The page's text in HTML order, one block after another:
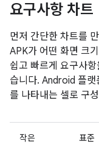
요구사항 차트
먼저 간단한 차트를
APK가 어떤 화면 크
쉽고 빠르게 요구사
습니다. Android 플랫
를 나타내는 셀로 구
작은 표준